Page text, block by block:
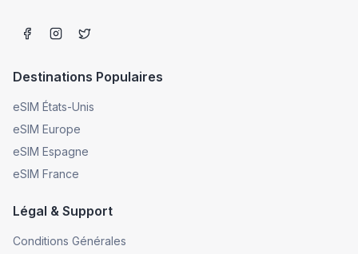
Destinations Populaires
eSIM États-Unis
eSIM Europe
eSIM Espagne
eSIM France
Légal & Support
Conditions Générales